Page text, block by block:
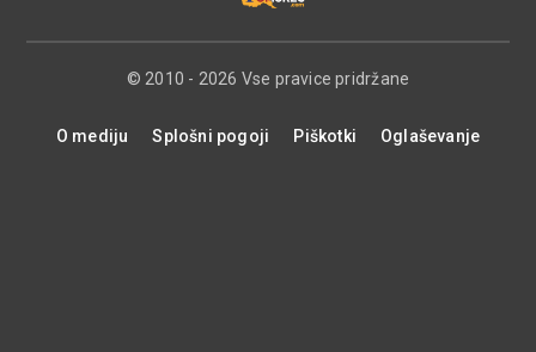
© 2010 - 2026 Vse pravice pridržane
O mediju Splošni pogoji Piškotki Oglaševanje